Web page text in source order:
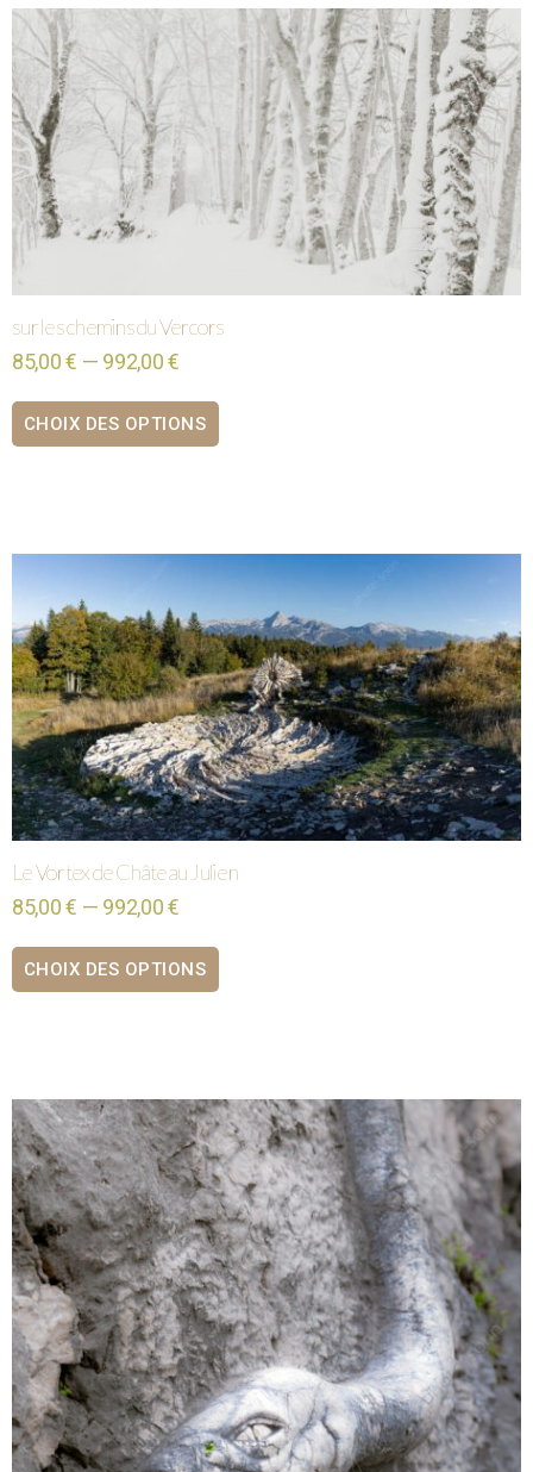
sur les chemins du Vercors
85,00 € — 992,00 €
CHOIX DES OPTIONS
Le Vortex de Château Julien
85,00 € — 992,00 €
CHOIX DES OPTIONS